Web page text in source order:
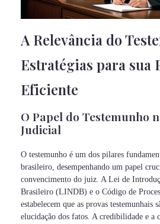
A Relevância do
Estratégias para sua
Eficiente
O Papel do Testemunho
Judicial
O testemunho é um dos pilares
brasileiro, desempenhando um papel
convencimento do juiz. A Lei de
Brasileiro (LINDB) e o Código de
estabelecem que as provas testemunhais
elucidação dos fatos. A credibilidade e a